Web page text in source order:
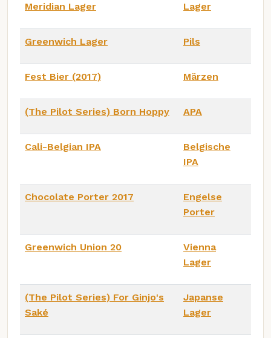
Meridian Lager Lager
Greenwich Lager Pils
Fest Bier (2017) Märzen
(The Pilot Series) Born Hoppy APA
Cali-Belgian IPA
Belgische
IPA
Chocolate Porter 2017
Engelse
Porter
Greenwich Union 20
Vienna
Lager
(The Pilot Series) For Ginjo's
Saké
Japanse
Lager